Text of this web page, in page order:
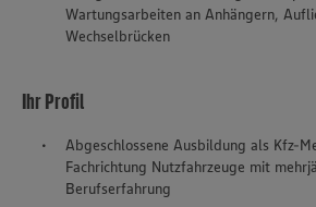
Wartungsarbeiten an Anhängern,
Wechselbrücken
Ihr Profil
Abgeschlossene Ausbildung als Kfz-
Fachrichtung Nutzfahrzeuge mit
Berufserfahrung